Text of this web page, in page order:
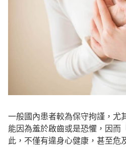
一般國內患者較為保守拘謹，尤
能因為羞於啟齒或是恐懼，因而
此，不僅有違身心健康，甚至危